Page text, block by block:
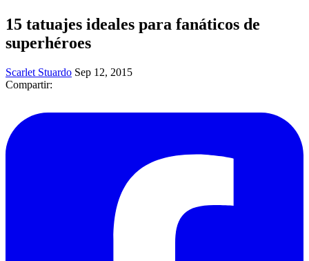
15 tatuajes ideales para fanáticos de
superhéroes
Scarlet Stuardo Sep 12, 2015
Compartir: